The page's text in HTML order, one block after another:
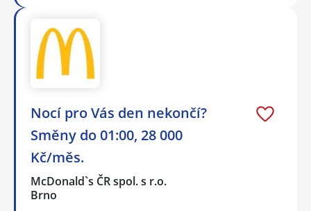
Nocí pro Vás den nekončí?
Směny do 01:00, 28 000
Kč/měs.
McDonald`s ČR spol. s r.o.
Brno